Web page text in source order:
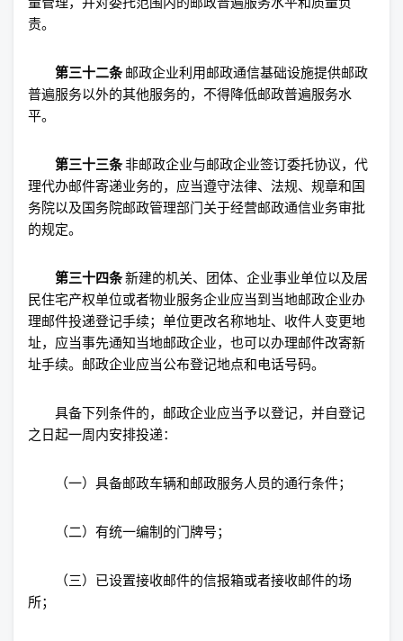
责。
第三十二条邮政企业利用邮政通信基础设施提供邮政
普遍服务以外的其他服务的，不得降低邮政普遍服务水
平。
第三十三条非邮政企业与邮政企业签订委托协议，代
理代办邮件寄递业务的，应当遵守法律、法规、规章和国
务院以及国务院邮政管理部门关于经营邮政通信业务审批
的规定。
第三十四条新建的机关、团体、企业事业单位以及居
民住宅产权单位或者物业服务企业应当到当地邮政企业办
理邮件投递登记手续；单位更改名称地址、收件人变更地
址，应当事先通知当地邮政企业，也可以办理邮件改寄新
址手续。邮政企业应当公布登记地点和电话号码。
具备下列条件的，邮政企业应当予以登记，并自登记
之日起一周内安排投递：
（一）具备邮政车辆和邮政服务人员的通行条件；
（二）有统一编制的门牌号；
（三）已设置接收邮件的信报箱或者接收邮件的场
所；